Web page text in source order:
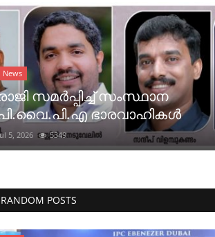
News
സമർപ്പിച്ച് സംസ്ഥാന
ഭാരവാഹികൾ
5, 2026 5349
RANDOM POSTS